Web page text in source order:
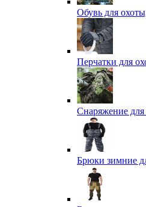
Обувь для
Перчатки для
Снаряжение
Брюки зимние